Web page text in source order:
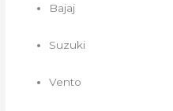
Bajaj
Suzuki
Vento